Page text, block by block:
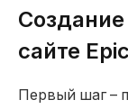
Создание
сайте
Первый шаг –